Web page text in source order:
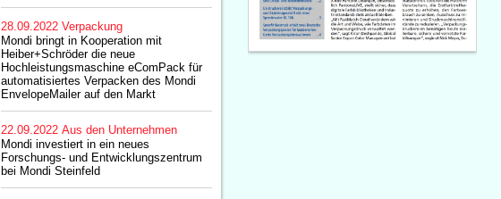
28.09.2022 Verpackung
Mondi bringt in Kooperation mit
Heiber+Schröder die neue
Hochleistungsmaschine eComPack für
automatisiertes Verpacken des Mondi
EnvelopeMailer auf den Markt
22.09.2022 Aus den Unternehmen
Mondi investiert in ein neues
Forschungs- und Entwicklungszentrum
bei Mondi Steinfeld